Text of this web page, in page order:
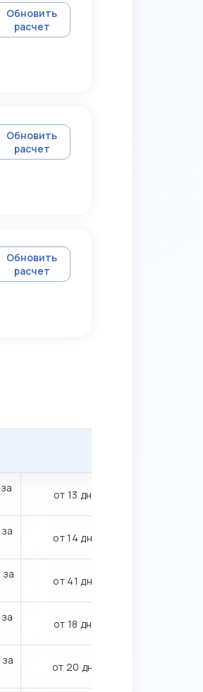
Обновить
расчет
Обновить
расчет
Обновить
расчет
от 13 дн.
от 14 дн.
от 41 дн.
от 18 дн.
от 20 дн.